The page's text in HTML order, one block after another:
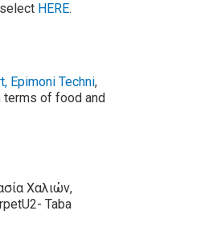
HERE.
Epimoni Techni,
of food and
Χαλιών,
Taba